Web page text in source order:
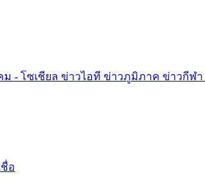
ม - โซเชียล ข่าวไอที ข่าวภูมิภาค ข่าวกีฬา
อ